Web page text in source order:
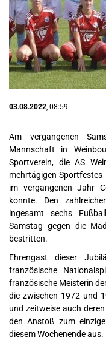
03.08.2022 , 08:59
Am vergangenen
Mannschaft in
Sportverein, die AS
mehrtägigen
im vergangenen Jahr
konnte. Den
ingesamt sechs
Samstag gegen die
bestritten.
Ehrengast dieser
französische
französische Meisterin
die zwischen 1972 und
und zeitweise auch
den Anstoß zum
diesem Wochenende aus.